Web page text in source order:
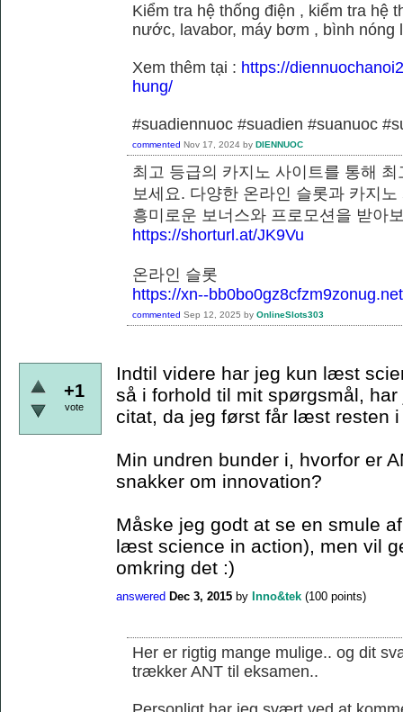
Kiểm tra hệ thống điện , kiểm tra hệ
nước, lavabor, máy bơm , bình nóng
Xem thêm tại : https://
hung/
#suadiennuoc #suadien #suanuoc
commented Nov 17, 2024 by DIENNUOC
최고 등급의 카지노 사이트를 통해
보세요. 다양한 온라인 슬롯과 카지
흥미로운 보너스와 프로모션을
https://shorturl.at/JK9Vu
온라인 슬롯
https://xn--bb0bo0gz8cfzm9zonug.net
commented Sep 12, 2025 by OnlineSlots303
+1
vote
Indtil videre har jeg kun læst
så i forhold til mit spørgsmål,
citat, da jeg først får læst resten i
Min undren bunder i, hvorfor er
snakker om innovation?
Måske jeg godt at se en smule
læst science in action), men vil
omkring det :)
answered Dec 3, 2015 by Inno&tek (100 points)
Her er rigtig mange mulige.. og dit
trækker ANT til eksamen..